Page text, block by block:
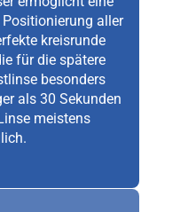
aller
kreisrunde
für die spätere
besonders
als 30 Sekunden
meistens